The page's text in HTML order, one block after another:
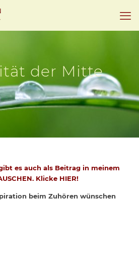
der Mitte
es auch als Beitrag in meinem
Klicke HIER!
beim Zuhören wünschen